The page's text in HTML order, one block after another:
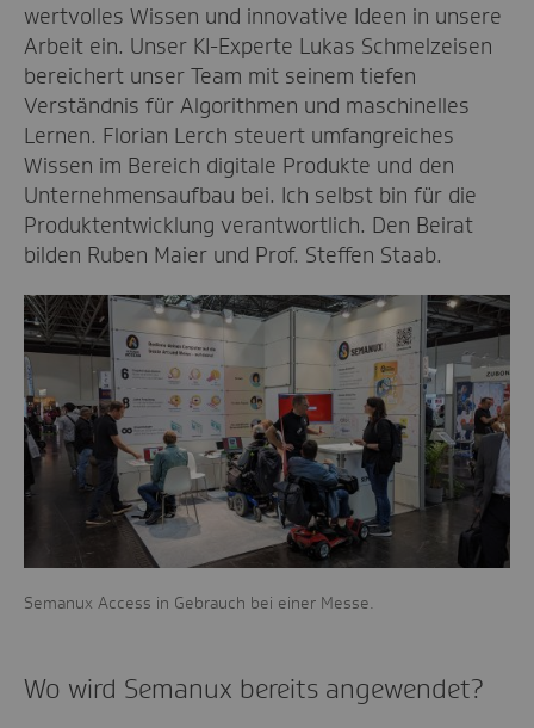
wertvolles Wissen und innovative Ideen in unsere
Arbeit ein. Unser KI-Experte Lukas Schmelzeisen
bereichert unser Team mit seinem tiefen
Verständnis für Algorithmen und maschinelles
Lernen. Florian Lerch steuert umfangreiches
Wissen im Bereich digitale Produkte und den
Unternehmensaufbau bei. Ich selbst bin für die
Produktentwicklung verantwortlich. Den Beirat
bilden Ruben Maier und Prof. Steffen Staab.
Semanux Access in Gebrauch bei einer Messe.
Wo wird Semanux bereits angewendet?